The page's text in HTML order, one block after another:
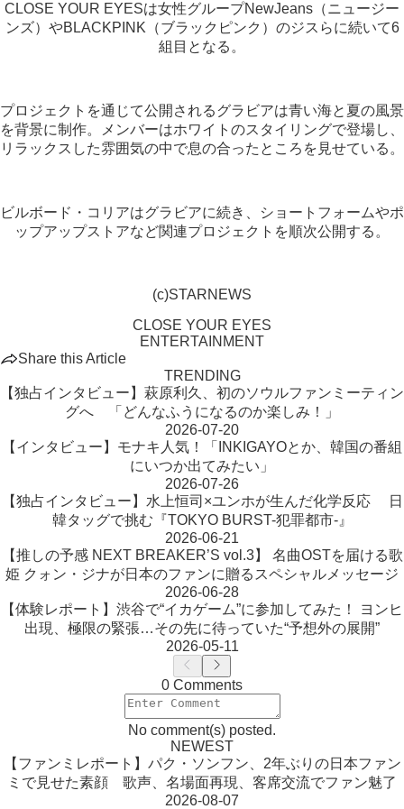
CLOSE YOUR EYESは女性グループNewJeans（ニュージー
ンズ）やBLACKPINK（ブラックピンク）のジスらに続いて6
組目となる。
プロジェクトを通じて公開されるグラビアは青い海と夏の風景
を背景に制作。メンバーはホワイトのスタイリングで登場し、
リラックスした雰囲気の中で息の合ったところを見せている。
ビルボード・コリアはグラビアに続き、ショートフォームやポ
ップアップストアなど関連プロジェクトを順次公開する。
(c)STARNEWS
CLOSE YOUR EYES
ENTERTAINMENT
Share this Article
TRENDING
【独占インタビュー】萩原利久、初のソウルファンミーティン
グへ 「どんなふうになるのか楽しみ！」
2026-07-20
【インタビュー】モナキ人気！「INKIGAYOとか、韓国の番組
にいつか出てみたい」
2026-07-26
【独占インタビュー】水上恒司×ユンホが生んだ化学反応 日
韓タッグで挑む『TOKYO BURST-犯罪都市-』
2026-06-21
【推しの予感 NEXT BREAKER’S vol.3】 名曲OSTを届ける歌
姫 クォン・ジナが日本のファンに贈るスペシャルメッセージ
2026-06-28
【体験レポート】渋谷で“イカゲーム”に参加してみた！ ヨンヒ
出現、極限の緊張…その先に待っていた“予想外の展開”
2026-05-11
0 Comments
No comment(s) posted.
NEWEST
【ファンミレポート】パク・ソンフン、2年ぶりの日本ファン
ミで見せた素顔 歌声、名場面再現、客席交流でファン魅了
2026-08-07